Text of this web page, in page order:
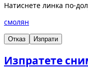
Натиснете линка по-
смолян
Отказ Изпрати
Изпратете